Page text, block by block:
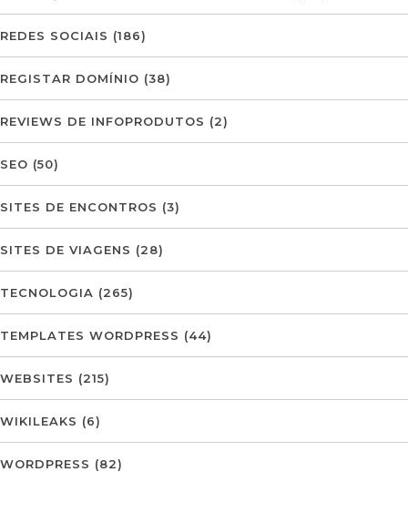
REDES SOCIAIS (186)
REGISTAR DOMÍNIO (38)
REVIEWS DE INFOPRODUTOS (2)
SEO (50)
SITES DE ENCONTROS (3)
SITES DE VIAGENS (28)
TECNOLOGIA (265)
TEMPLATES WORDPRESS (44)
WEBSITES (215)
WIKILEAKS (6)
WORDPRESS (82)